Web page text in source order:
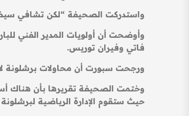
واستدركت الصحيفة “لكن تشافي
وأوضحت أن أولويات المدير الفني
فاتي وفيران توريس.
ورجحت سبورت أن محاولات برشلونة لاستعادة نيمار بعد 6 سنوات من رحيله ستكون معقدة
وختمت الصحيفة تقريرها بأن هناك
حيث ستقوم الإدارة الرياضية